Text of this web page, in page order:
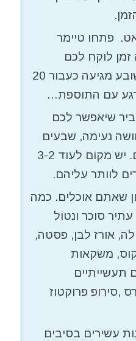
פתחו טיימר
זמן לוקח לכם
לאכול. תחושת השובע מגיעה כעבור 20
עם התוספת…
שיאפשר לכם
נעימה, שבעים
אבל לא מתפוצצים. יש מקום לעוד 3-2
לוותר עליהם.
שאתם אוכלים. כמה
סוכר ונטול
אורז לבן, פסטה,
משקאות
תעשייתיים
,סירופ פרוקטוז
עשירים בסיבים